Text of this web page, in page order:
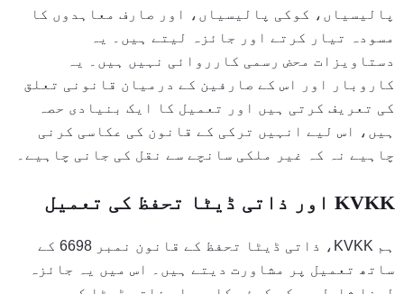
پالیسیاں، کوکی پالیسیاں، اور صارف معاہدوں کا
مسودہ تیار کرتے اور جائزہ لیتے ہیں۔ یہ
دستاویزات محض رسمی کارروائی نہیں ہیں۔ یہ
کاروبار اور اس کے صارفین کے درمیان قانونی تعلق
کی تعریف کرتی ہیں اور تعمیل کا ایک بنیادی حصہ
ہیں، اس لیے انہیں ترکی کے قانون کی عکاسی کرنی
چاہیے نہ کہ غیر ملکی سانچے سے نقل کی جانی چاہیے۔
KVKK اور ذاتی ڈیٹا تحفظ کی تعمیل
ہم KVKK، ذاتی ڈیٹا تحفظ کے قانون نمبر 6698 کے
ساتھ تعمیل پر مشاورت دیتے ہیں۔ اس میں یہ جائزہ